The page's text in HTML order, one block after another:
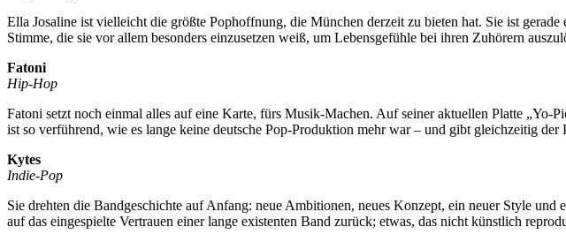
Ella Josaline ist vielleicht die größte Pophoffnung, die München derzeit zu bieten hat. Sie ist
Stimme, die sie vor allem besonders einzusetzen weiß, um Lebensgefühle bei ihren Zuhörern
Fatoni
Hip-Hop
Fatoni setzt noch einmal alles auf eine Karte, fürs Musik-Machen. Auf seiner aktuellen Platte „Yo-
ist so verführend, wie es lange keine deutsche Pop-Produktion mehr war – und gibt gleichzeitig
Kytes
Indie-Pop
Sie drehten die Bandgeschichte auf Anfang: neue Ambitionen, neues Konzept, ein neuer Style
auf das eingespielte Vertrauen einer lange existenten Band zurück; etwas, das nicht künstlich